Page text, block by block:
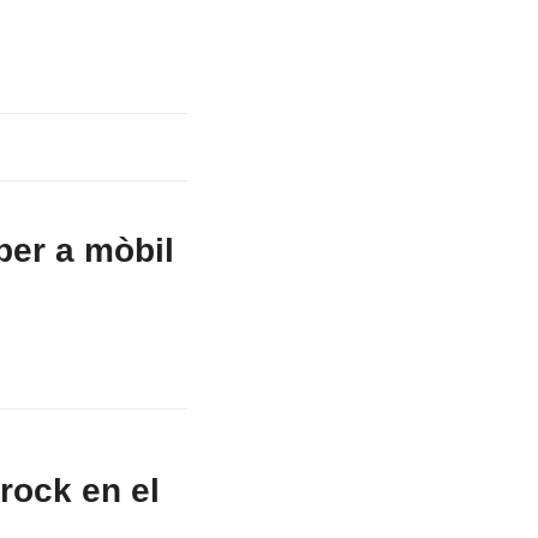
a mòbil
en el